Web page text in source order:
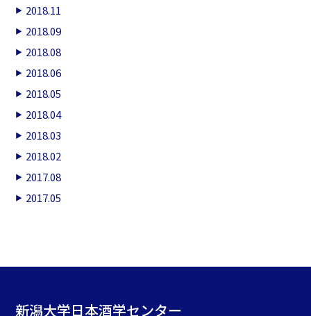
2018.11
2018.09
2018.08
2018.06
2018.05
2018.04
2018.03
2018.02
2017.08
2017.05
新潟大学日本酒学センター